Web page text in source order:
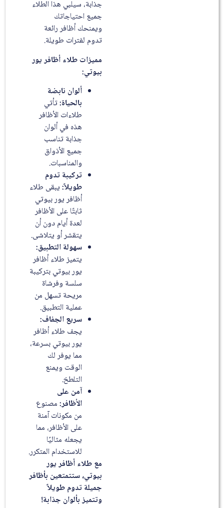
جذابة، سيلبي هذا الطلاء
جميع احتياجاتك
ويمنحك أظافر رائعة
تدوم لفترات طويلة.
مميزات طلاء أظافر يور
بيوتي:
ألوان نابضة
بالحياة:تأتي
طلاءات الأظافر
هذه في ألوان
جذابة تناسب
جميع الأذواق
والمناسبات.
تركيبة تدوم
طويلاً:يبقى طلاء
أظافر يور بيوتي
ثابتًا على الأظافر
لعدة أيام دون أن
يتقشر أو يتلاشى.
سهولة التطبيق:
يتميز طلاء أظافر
يور بيوتي بتركيبة
سلسة وفرشاة
مريحة تسهل من
عملية التطبيق.
سريع الجفاف:
يجف طلاء أظافر
يور بيوتي بسرعة،
مما يوفر لك
الوقت ويمنع
التلطخ.
آمن على
الأظافر:مصنوع
من مكونات آمنة
على الأظافر، مما
يجعله مثاليًا
للاستخدام المتكرر.
مع طلاء أظافر يور
بيوتي، ستتمتعين بأظافر
جميلة تدوم طويلاً
وتتميز بألوان جذابة!